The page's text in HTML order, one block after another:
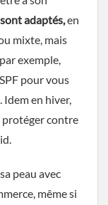
adaptés,en
mixte, mais
exemple,
pour vous
Idem en hiver,
protéger contre
peau avec
même si